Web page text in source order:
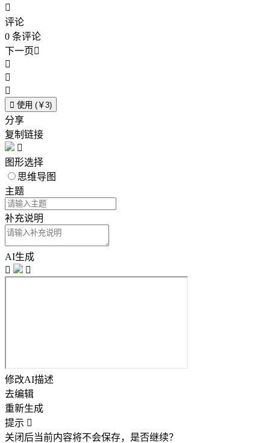

评论
0 条评论
下一页



 使用 (￥3)
分享
复制链接

图形选择
思维导图
主题
补充说明
AI生成


修改AI描述
去编辑
重新生成
提示 
关闭后当前内容将不会保存，是否继续？